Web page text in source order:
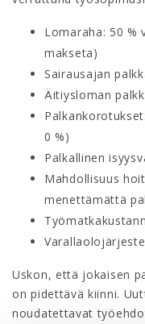
Lomaraha: 50 %
makseta)
Sairausajan
Äitiysloman
0 %)
Palkallinen
Mahdollisuus
menettämättä
Uskon, että jokaisen
on pidettävä kiinni.
noudatettavat